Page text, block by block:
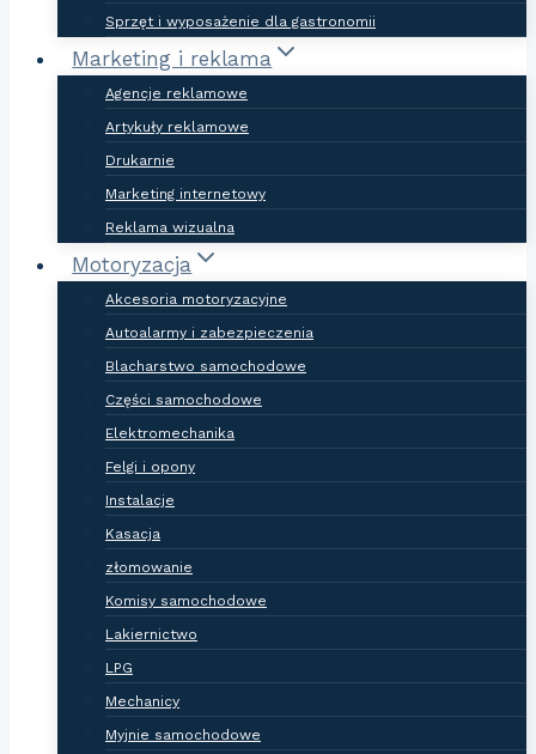
Sprzęt i wyposażenie dla gastronomii
Marketing i reklama
Agencje reklamowe
Artykuły reklamowe
Drukarnie
Marketing internetowy
Reklama wizualna
Motoryzacja
Akcesoria motoryzacyjne
Autoalarmy i zabezpieczenia
Blacharstwo samochodowe
Części samochodowe
Elektromechanika
Felgi i opony
Instalacje
Kasacja
złomowanie
Komisy samochodowe
Lakiernictwo
LPG
Mechanicy
Myjnie samochodowe